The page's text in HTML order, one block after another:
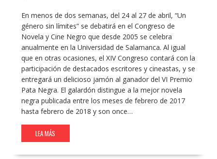
En menos de dos semanas, del 24 al 27 de abril, “Un
género sin límites” se debatirá en el Congreso de
Novela y Cine Negro que desde 2005 se celebra
anualmente en la Universidad de Salamanca. Al igual
que en otras ocasiones, el XIV Congreso contará con la
participación de destacados escritores y cineastas, y se
entregará un delicioso jamón al ganador del VI Premio
Pata Negra. El galardón distingue a la mejor novela
negra publicada entre los meses de febrero de 2017
hasta febrero de 2018 y son once…
LEA MÁS